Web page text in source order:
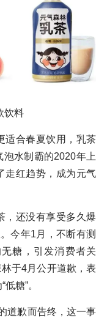
饮料
适合春夏饮用，乳茶
水制霸的2020年上
走红趋势，成为元气
，还没有享受多久爆
今年1月，不断有测
糖，引发消费者关
于4月公开道歉，表
糖”。
道歉而告终，这一事